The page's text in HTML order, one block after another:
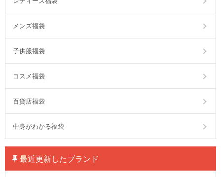
メンズ福袋
子供服福袋
コスメ福袋
百貨店福袋
中身がわかる福袋
最近更新したブランド